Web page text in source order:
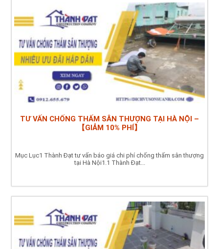
TƯ VẤN CHỐNG THẤM SÂN THƯỢNG TẠI HÀ NỘI –
【GIẢM 10% PHÍ】
Mục Lục1 Thành Đạt tư vấn báo giá chi phí chống thấm sân thượng
tại Hà Nội1.1 Thành Đạt...